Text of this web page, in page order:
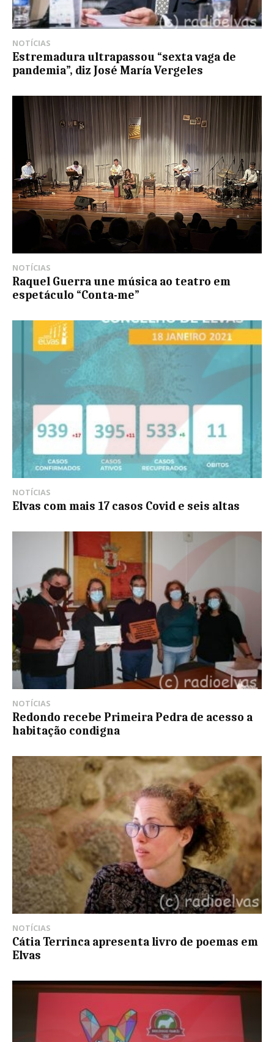
NOTÍCIAS
Estremadura ultrapassou “sexta vaga de
pandemia”, diz José María Vergeles
NOTÍCIAS
Raquel Guerra une música ao teatro em
espetáculo “Conta-me”
NOTÍCIAS
Elvas com mais 17 casos Covid e seis altas
NOTÍCIAS
Redondo recebe Primeira Pedra de acesso a
habitação condigna
NOTÍCIAS
Cátia Terrinca apresenta livro de poemas em
Elvas